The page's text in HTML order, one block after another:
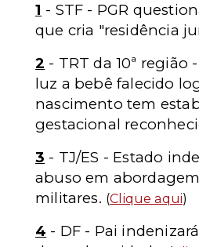
1 - STF - PGR
que cria "residência
2 - TRT da 10ª região
luz a bebê falecido
nascimento tem
gestacional
3 - TJ/ES - Estado
abuso em
militares. (Clique aqui)
4 - DF - Pai